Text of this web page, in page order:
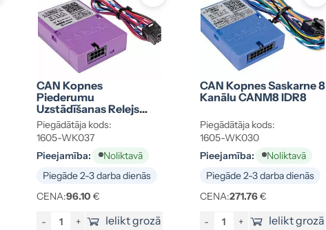
CAN Kopnes
Piederumu
Uzstādīšanas Relejs
Cannect Park One (R)
Piegādātāja kods:
1605-WK037
Pieejamība:
Noliktavā
Piegāde 2-3 darba dienās
CENA:96.10 €
- + Ielikt grozā
CAN Kopnes Saskarne 8
Kanālu CANM8 IDR8
Piegādātāja kods:
1605-WK030
Pieejamība:
Noliktavā
Piegāde 2-3 darba dienās
CENA:271.76€
- + Ielikt grozā